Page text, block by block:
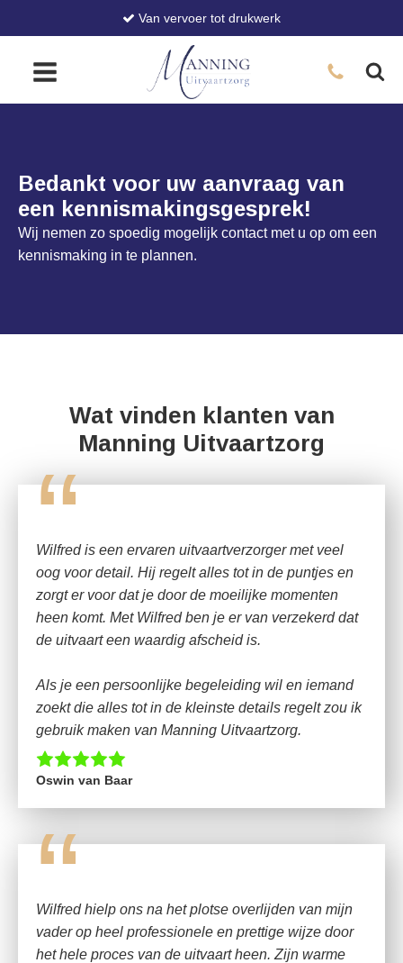
Van vervoer tot drukwerk
Bedankt voor uw aanvraag van
een kennismakingsgesprek!
Wij nemen zo spoedig mogelijk contact met u op om een
kennismaking in te plannen.
Wat vinden klanten van
Manning Uitvaartzorg
“
Wilfred is een ervaren uitvaartverzorger met veel
oog voor detail. Hij regelt alles tot in de puntjes en
zorgt er voor dat je door de moeilijke momenten
heen komt. Met Wilfred ben je er van verzekerd dat
de uitvaart een waardig afscheid is.
Als je een persoonlijke begeleiding wil en iemand
zoekt die alles tot in de kleinste details regelt zou ik
gebruik maken van Manning Uitvaartzorg.
Oswin van Baar
“
Wilfred hielp ons na het plotse overlijden van mijn
vader op heel professionele en prettige wijze door
het hele proces van de uitvaart heen. Zijn warme